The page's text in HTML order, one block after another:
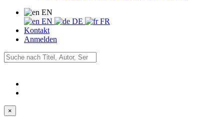
EN
EN
DE
FR
Kontakt
Anmelden
×